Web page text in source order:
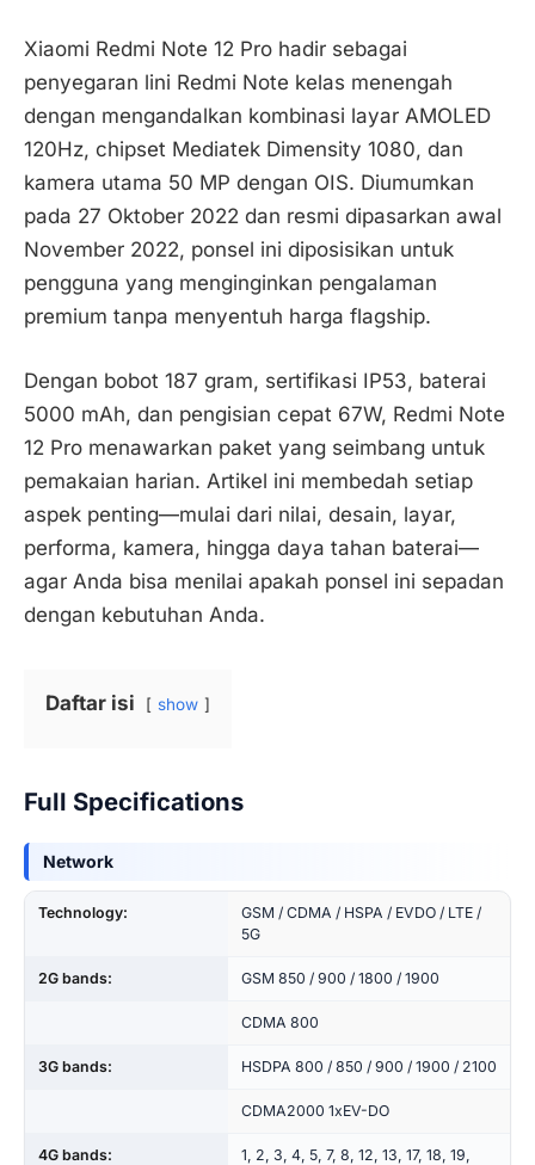
Xiaomi Redmi Note 12 Pro hadir sebagai
penyegaran lini Redmi Note kelas menengah
dengan mengandalkan kombinasi layar AMOLED
120Hz, chipset Mediatek Dimensity 1080, dan
kamera utama 50 MP dengan OIS. Diumumkan
pada 27 Oktober 2022 dan resmi dipasarkan awal
November 2022, ponsel ini diposisikan untuk
pengguna yang menginginkan pengalaman
premium tanpa menyentuh harga flagship.
Dengan bobot 187 gram, sertifikasi IP53, baterai
5000 mAh, dan pengisian cepat 67W, Redmi Note
12 Pro menawarkan paket yang seimbang untuk
pemakaian harian. Artikel ini membedah setiap
aspek penting—mulai dari nilai, desain, layar,
performa, kamera, hingga daya tahan baterai—
agar Anda bisa menilai apakah ponsel ini sepadan
dengan kebutuhan Anda.
Daftar isi show
Full Specifications
Network
Technology:
GSM / CDMA / HSPA / EVDO / LTE /
5G
2G bands: GSM 850 / 900 / 1800 / 1900
CDMA 800
3G bands: HSDPA 800 / 850 / 900 / 1900 / 2100
CDMA2000 1xEV-DO
4G bands:
1, 2, 3, 4, 5, 7, 8, 12, 13, 17, 18, 19,